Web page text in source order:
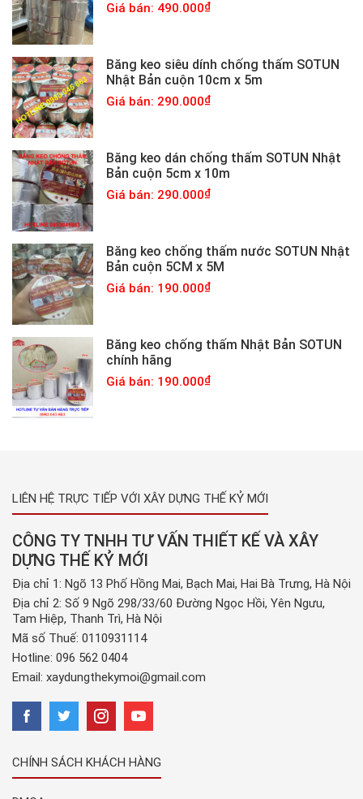
Giá bán: 490.000
Băng keo siêu dính chống thấm SOTUN
Nhật Bản cuộn 10cm x 5m
Giá bán: 290.000
Băng keo dán chống thấm SOTUN Nhật
Bản cuộn 5cm x 10m
Giá bán: 290.000
Băng keo chống thấm nước SOTUN Nhật
Bản cuộn 5CM x 5M
Giá bán: 190.000
Băng keo chống thấm Nhật Bản SOTUN
chính hãng
Giá bán: 190.000
LIÊN HỆ TRỰC TIẾP VỚI XÂY DỰNG THẾ KỶ MỚI
CÔNG TY TNHH TƯ VẤN THIẾT KẾ VÀ XÂY
DỰNG THẾ KỶ MỚI
Địa chỉ 1: Ngõ 13 Phố Hồng Mai, Bạch Mai, Hai Bà Trưng, Hà Nội
Địa chỉ 2: Số 9 Ngõ 298/33/60 Đường Ngọc Hồi, Yên Ngưu,
Tam Hiệp, Thanh Trì, Hà Nội
Mã số Thuế: 0110931114
Hotline: 096 562 0404
Email: xaydungthekymoi@gmail.com
CHÍNH SÁCH KHÁCH HÀNG